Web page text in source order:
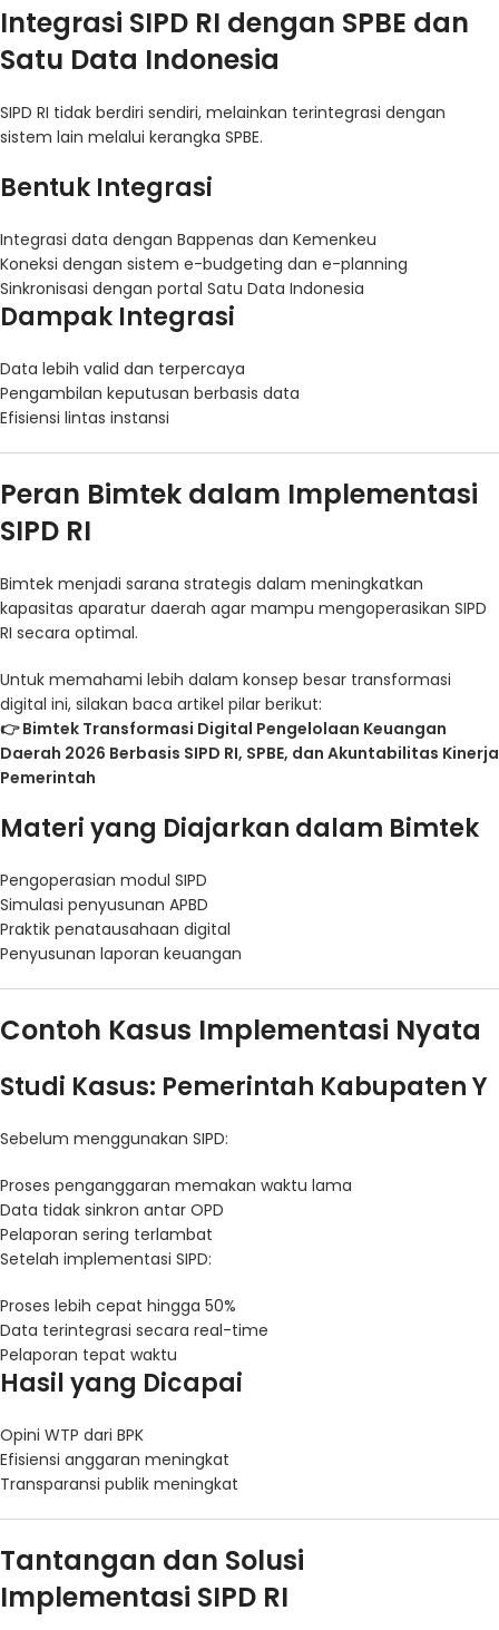
Integrasi SIPD RI dengan SPBE dan
Satu Data Indonesia
SIPD RI tidak berdiri sendiri, melainkan terintegrasi dengan
sistem lain melalui kerangka SPBE.
Bentuk Integrasi
Integrasi data dengan Bappenas dan Kemenkeu
Koneksi dengan sistem e-budgeting dan e-planning
Sinkronisasi dengan portal Satu Data Indonesia
Dampak Integrasi
Data lebih valid dan terpercaya
Pengambilan keputusan berbasis data
Efisiensi lintas instansi
Peran Bimtek dalam Implementasi
SIPD RI
Bimtek menjadi sarana strategis dalam meningkatkan
kapasitas aparatur daerah agar mampu mengoperasikan SIPD
RI secara optimal.
Untuk memahami lebih dalam konsep besar transformasi
digital ini, silakan baca artikel pilar berikut:
👉Bimtek Transformasi Digital Pengelolaan Keuangan
Daerah 2026 Berbasis SIPD RI, SPBE, dan Akuntabilitas Kinerja
Pemerintah
Materi yang Diajarkan dalam Bimtek
Pengoperasian modul SIPD
Simulasi penyusunan APBD
Praktik penatausahaan digital
Penyusunan laporan keuangan
Contoh Kasus Implementasi Nyata
Studi Kasus: Pemerintah Kabupaten Y
Sebelum menggunakan SIPD:
Proses penganggaran memakan waktu lama
Data tidak sinkron antar OPD
Pelaporan sering terlambat
Setelah implementasi SIPD:
Proses lebih cepat hingga 50%
Data terintegrasi secara real-time
Pelaporan tepat waktu
Hasil yang Dicapai
Opini WTP dari BPK
Efisiensi anggaran meningkat
Transparansi publik meningkat
Tantangan dan Solusi
Implementasi SIPD RI